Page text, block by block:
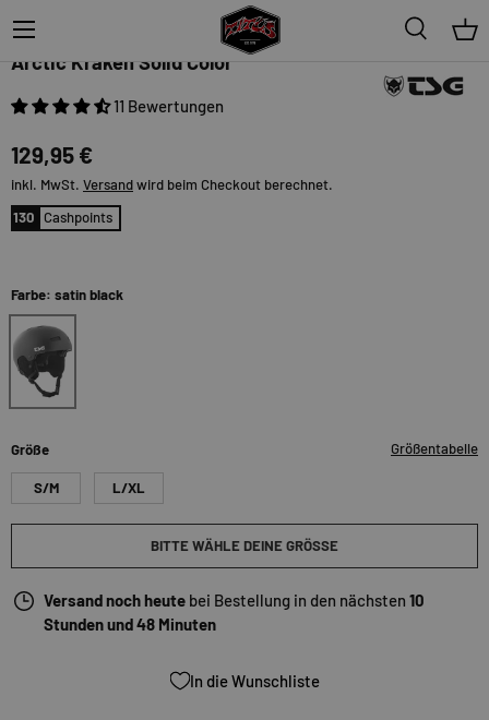
Suche
Menü
TSG
Arctic Kraken Solid Color
11 Bewertungen
129,95 €
inkl. MwSt. Versandwird beim Checkout berechnet.
130
Cashpoints
Farbe: satin black
Größe Größentabelle
S/M L/XL
BITTE WÄHLE DEINE GRÖSSE
Versand noch heute bei Bestellung in den nächsten 10
Stunden und 48 Minuten
In die Wunschliste